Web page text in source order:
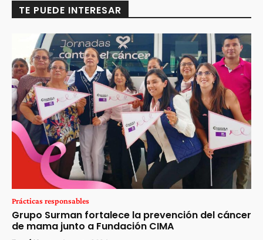
TE PUEDE INTERESAR
Prácticas responsables
Grupo Surman fortalece la prevención del cáncer
de mama junto a Fundación CIMA